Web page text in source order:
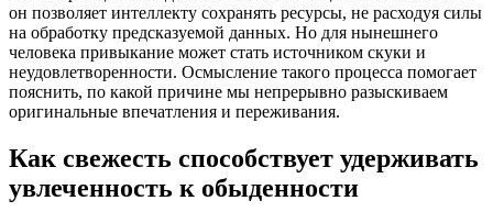
он позволяет интеллекту сохранять ресурсы, не расходуя силы
на обработку предсказуемой данных. Но для нынешнего
человека привыкание может стать источником скуки и
неудовлетворенности. Осмысление такого процесса помогает
пояснить, по какой причине мы непрерывно разыскиваем
оригинальные впечатления и переживания.
Как свежесть способствует удерживать
увлеченность к обыденности